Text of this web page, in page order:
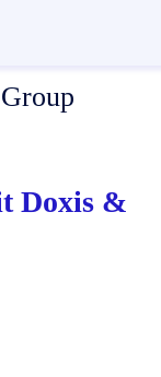
Doxis &